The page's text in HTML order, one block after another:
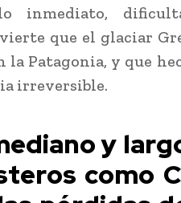
inmediato,
que el glaciar
Patagonia, y que
irreversible.
y
como